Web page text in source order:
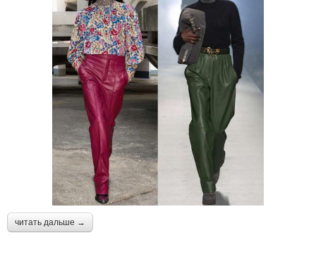
читать дальше →